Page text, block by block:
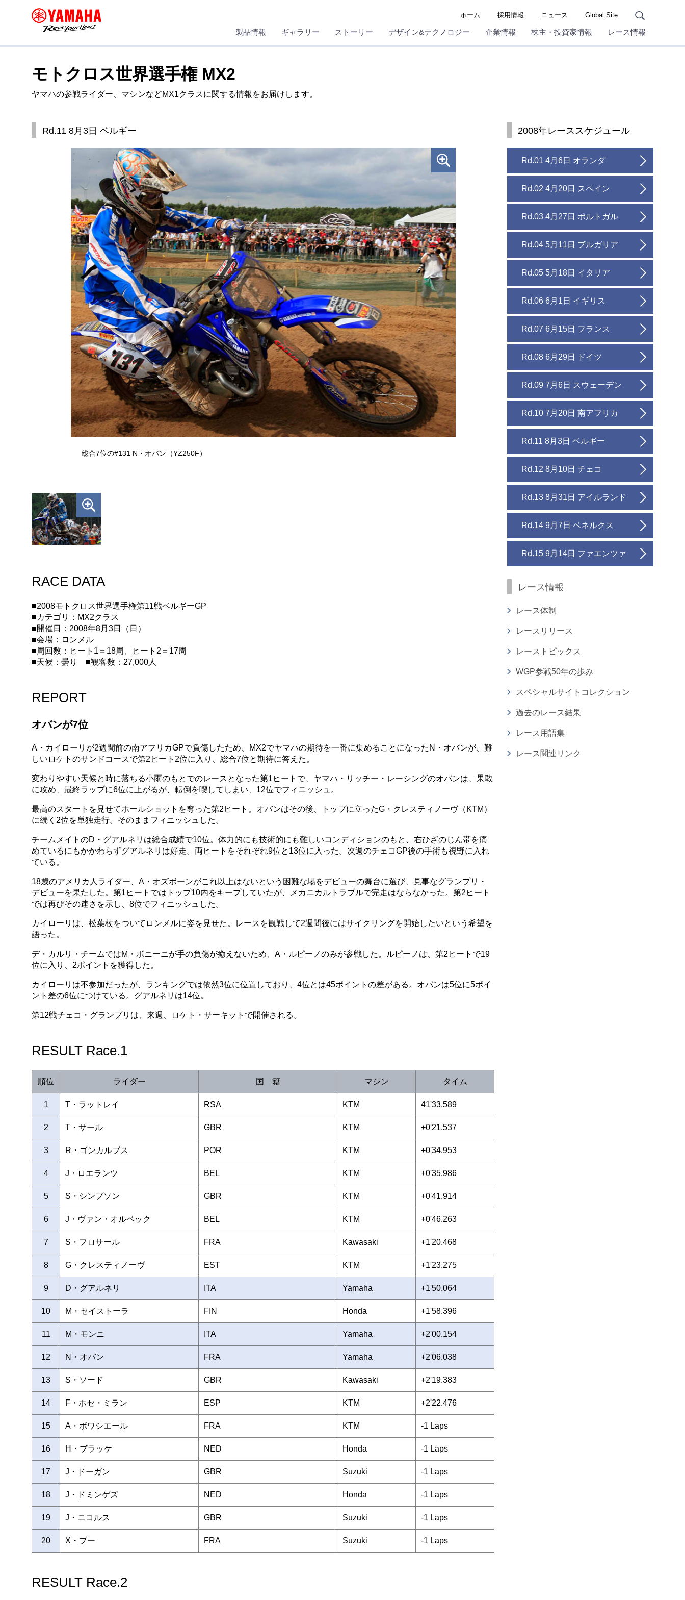
ホーム 採用情報 ニュース Global Site
製品情報 ギャラリー ストーリー デザイン&テクノロジー 企業情報 株主・投資家情報 レース情報
モトクロス世界選手権 MX2
ヤマハの参戦ライダー、マシンなどMX1クラスに関する情報をお届けします。
Rd.11 8月3日 ベルギー
総合7位の#131 N・オバン（YZ250F）
RACE DATA
■2008モトクロス世界選手権第11戦ベルギーGP
■カテゴリ：MX2クラス
■開催日：2008年8月3日（日）
■会場：ロンメル
■周回数：ヒート1＝18周、ヒート2＝17周
■天候：曇り ■観客数：27,000人
REPORT
オバンが7位
A・カイローリが2週間前の南アフリカGPで負傷したため、MX2でヤマハの期待を一番に集めることになったN・オバンが、難
しいロケトのサンドコースで第2ヒート2位に入り、総合7位と期待に答えた。
変わりやすい天候と時に落ちる小雨のもとでのレースとなった第1ヒートで、ヤマハ・リッチー・レーシングのオバンは、果敢
に攻め、最終ラップに6位に上がるが、転倒を喫してしまい、12位でフィニッシュ。
最高のスタートを見せてホールショットを奪った第2ヒート。オバンはその後、トップに立ったG・クレスティノーヴ（KTM）
に続く2位を単独走行。そのままフィニッシュした。
チームメイトのD・グアルネリは総合成績で10位。体力的にも技術的にも難しいコンディションのもと、右ひざのじん帯を痛
めているにもかかわらずグアルネリは好走。両ヒートをそれぞれ9位と13位に入った。次週のチェコGP後の手術も視野に入れ
ている。
18歳のアメリカ人ライダー、A・オズボーンがこれ以上はないという困難な場をデビューの舞台に選び、見事なグランプリ・
デビューを果たした。第1ヒートではトップ10内をキープしていたが、メカニカルトラブルで完走はならなかった。第2ヒート
では再びその速さを示し、8位でフィニッシュした。
カイローリは、松葉杖をついてロンメルに姿を見せた。レースを観戦して2週間後にはサイクリングを開始したいという希望を
語った。
デ・カルリ・チームではM・ボニーニが手の負傷が癒えないため、A・ルピーノのみが参戦した。ルピーノは、第2ヒートで19
位に入り、2ポイントを獲得した。
カイローリは不参加だったが、ランキングでは依然3位に位置しており、4位とは45ポイントの差がある。オバンは5位に5ポイ
ント差の6位につけている。グアルネリは14位。
第12戦チェコ・グランプリは、来週、ロケト・サーキットで開催される。
RESULT Race.1
順位 ライダー 国 籍 マシン タイム
1 T・ラットレイ RSA KTM 41'33.589
2 T・サール GBR KTM +0'21.537
3 R・ゴンカルブス POR KTM +0'34.953
4 J・ロエランツ BEL KTM +0'35.986
5 S・シンプソン GBR KTM +0'41.914
6 J・ヴァン・オルベック BEL KTM +0'46.263
7 S・フロサール FRA Kawasaki +1'20.468
8 G・クレスティノーヴ EST KTM +1'23.275
9 D・グアルネリ ITA Yamaha +1'50.064
10 M・セイストーラ FIN Honda +1'58.396
11 M・モンニ ITA Yamaha +2'00.154
12 N・オバン FRA Yamaha +2'06.038
13 S・ソード GBR Kawasaki +2'19.383
14 F・ホセ・ミラン ESP KTM +2'22.476
15 A・ボワシエール FRA KTM -1 Laps
16 H・ブラッケ NED Honda -1 Laps
17 J・ドーガン GBR Suzuki -1 Laps
18 J・ドミンゲズ NED Honda -1 Laps
19 J・ニコルス GBR Suzuki -1 Laps
20 X・ブー FRA Suzuki -1 Laps
RESULT Race.2
2008年レーススケジュール
Rd.01 4月6日 オランダ
Rd.02 4月20日 スペイン
Rd.03 4月27日 ポルトガル
Rd.04 5月11日 ブルガリア
Rd.05 5月18日 イタリア
Rd.06 6月1日 イギリス
Rd.07 6月15日 フランス
Rd.08 6月29日 ドイツ
Rd.09 7月6日 スウェーデン
Rd.10 7月20日 南アフリカ
Rd.11 8月3日 ベルギー
Rd.12 8月10日 チェコ
Rd.13 8月31日 アイルランド
Rd.14 9月7日 ベネルクス
Rd.15 9月14日 ファエンツァ
レース情報
レース体制
レースリリース
レーストピックス
WGP参戦50年の歩み
スペシャルサイトコレクション
過去のレース結果
レース用語集
レース関連リンク